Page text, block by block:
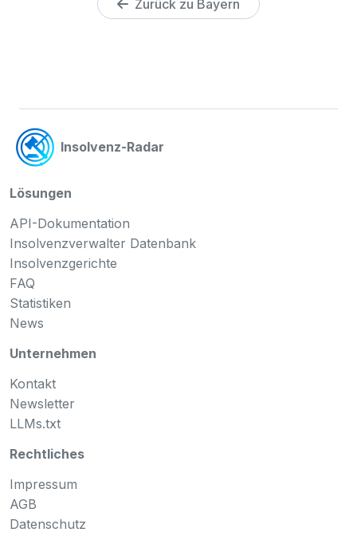
Zurück zu Bayern
Insolvenz-Radar
Lösungen
API-Dokumentation
Insolvenzverwalter Datenbank
Insolvenzgerichte
FAQ
Statistiken
News
Unternehmen
Kontakt
Newsletter
LLMs.txt
Rechtliches
Impressum
AGB
Datenschutz